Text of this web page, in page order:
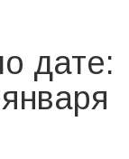
дате: